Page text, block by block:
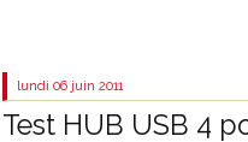
lundi 06 juin 2011
Test HUB USB 4